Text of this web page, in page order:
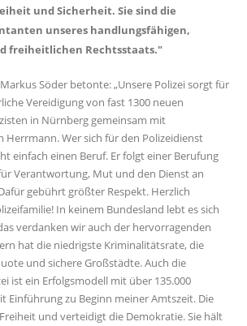
und Sicherheit. Sie sind die
unseres handlungsfähigen,
freiheitlichen Rechtsstaats."
Söder betonte: „Unsere Polizei sorgt für
Vereidigung von fast 1300 neuen
in Nürnberg gemeinsam mit
Herrmann. Wer sich für den Polizeidienst
einfach einen Beruf. Er folgt einer Berufung
Verantwortung, Mut und den Dienst an
gebührt größter Respekt. Herzlich
In keinem Bundesland lebt es sich
verdanken wir auch der hervorragenden
hat die niedrigste Kriminalitätsrate, die
und sichere Großstädte. Auch die
ist ein Erfolgsmodell mit über 135.000
Einführung zu Beginn meiner Amtszeit. Die
und verteidigt die Demokratie. Sie hält